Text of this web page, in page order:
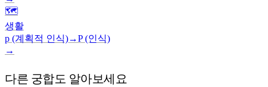
🗺️
생활
p (계획적 인식)→P (인식)
→
다른 궁합도 알아보세요